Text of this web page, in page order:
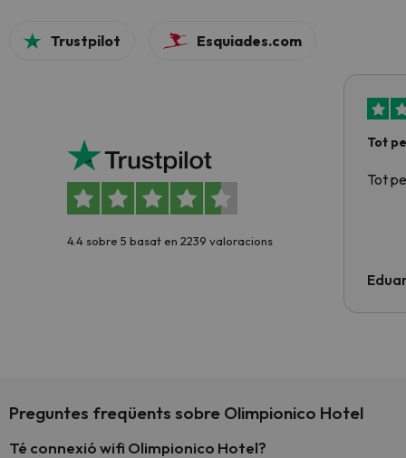
Trustpilot Esquiades.com
4.4 sobre 5 basat en 2239 valoracions
Tot
Tot
Preguntes freqüents sobre Olimpionico Hotel
Té connexió wifi Olimpionico Hotel?